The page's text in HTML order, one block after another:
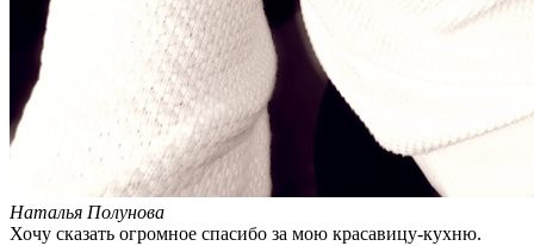
Наталья Полунова
Хочу сказать огромное спасибо за мою красавицу-кухню.